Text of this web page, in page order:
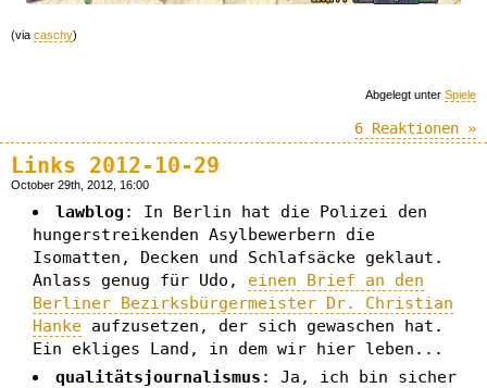
(via caschy)
Abgelegt unter Spiele
6 Reaktionen »
Links 2012-10-29
October 29th, 2012, 16:00
lawblog : In Berlin hat die Polizei den
hungerstreikenden Asylbewerbern die
Isomatten, Decken und Schlafsäcke geklaut.
Anlass genug für Udo, einen Brief an den
Berliner Bezirksbürgermeister Dr. Christian
Hanke aufzusetzen, der sich gewaschen hat.
Ein ekliges Land, in dem wir hier leben...
qualitätsjournalismus : Ja, ich bin sicher